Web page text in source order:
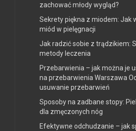
zachować młody wygląd?
Sekrety piękna z miodem: Jak
miód w pielęgnacji
Jak radzić sobie z trądzikiem:
metody leczenia
Przebarwienia – jak można je
na przebarwienia Warszawa
usuwanie przebarwień
Sposoby na zadbane stopy:
dla zmęczonych nóg
Efektywne odchudzanie – jak